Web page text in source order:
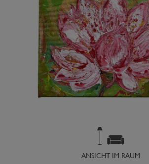
ANSICHT IM RAUM